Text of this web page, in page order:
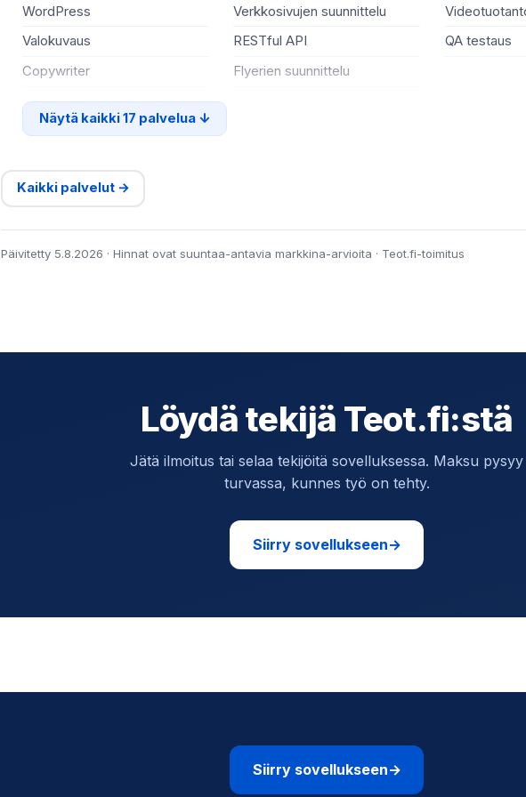
WordPress
Valokuvaus
Copywriter
Verkkosivujen suunnittelu
RESTful API
Flyerien suunnittelu
QA testaus
Näytä kaikki 17 palvelua
Kaikki palvelut →
Päivitetty 5.8.2026 · Hinnat ovat suuntaa-antavia markkina-arvioita · Teot.fi-toimitus
Löydä tekijä Teot.fi:stä
Jätä ilmoitus tai selaa tekijöitä sovelluksessa. Maksu pysyy
turvassa, kunnes työ on tehty.
Siirry sovellukseen→
Siirry sovellukseen→